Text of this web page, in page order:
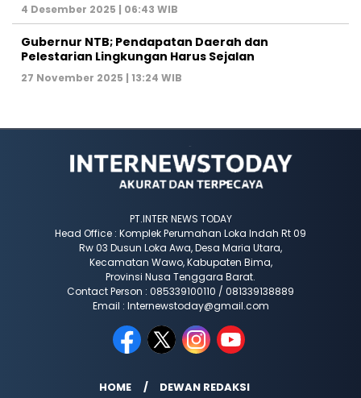
4 Desember 2025 | 06:43 WIB
Gubernur NTB; Pendapatan Daerah dan
Pelestarian Lingkungan Harus Sejalan
27 November 2025 | 13:24 WIB
PT.INTER NEWS TODAY
Head Office : Komplek Perumahan Loka Indah Rt 09
Rw 03 Dusun Loka Awa, Desa Maria Utara,
Kecamatan Wawo, Kabupaten Bima,
Provinsi Nusa Tenggara Barat.
Contact Person : 085339100110 / 081339138889
Email : Internewstoday@gmail.com
HOME DEWAN REDAKSI